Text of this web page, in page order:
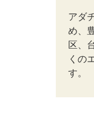
アダ
め、
区、
くの
す。